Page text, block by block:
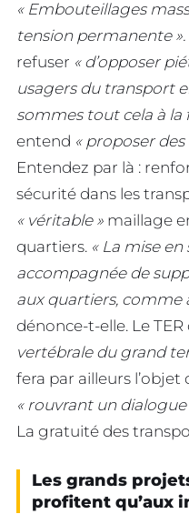
« Embouteillages
tension permanente ».
refuser « d’opposer
usagers du transport
sommes tout cela à la
entend « proposer
Entendez par là :
sécurité dans les
« véritable » maillage
quartiers. « La mise en
accompagnée de
aux quartiers, comme
dénonce-t-elle. Le TER
vertébrale du grand
fera par ailleurs l’objet
« rouvrant un
La gratuité des
Les grands
profitent qu’aux